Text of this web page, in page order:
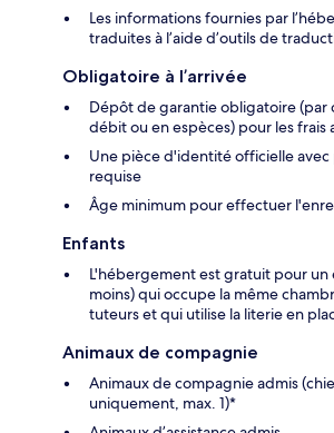
Les informations fournies par
traduites à l’aide d’outils de
Obligatoire à l’arrivée
Dépôt de garantie obligatoire (par
débit ou en espèces) pour les frais
Une pièce d'identité officielle
requise
Âge minimum pour effectuer
Enfants
L'hébergement est gratuit pour un
moins) qui occupe la même
tuteurs et qui utilise la literie en
Animaux de compagnie
Animaux de compagnie admis
uniquement, max. 1)*